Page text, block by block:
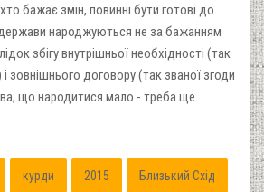
бажає змін, повинні бути готові до
народжуються не за бажанням
збігу внутрішньої необхідності (так
зовнішнього договору (так званої згоди
що народитися мало - треба ще
курди 2015 Близький Схід